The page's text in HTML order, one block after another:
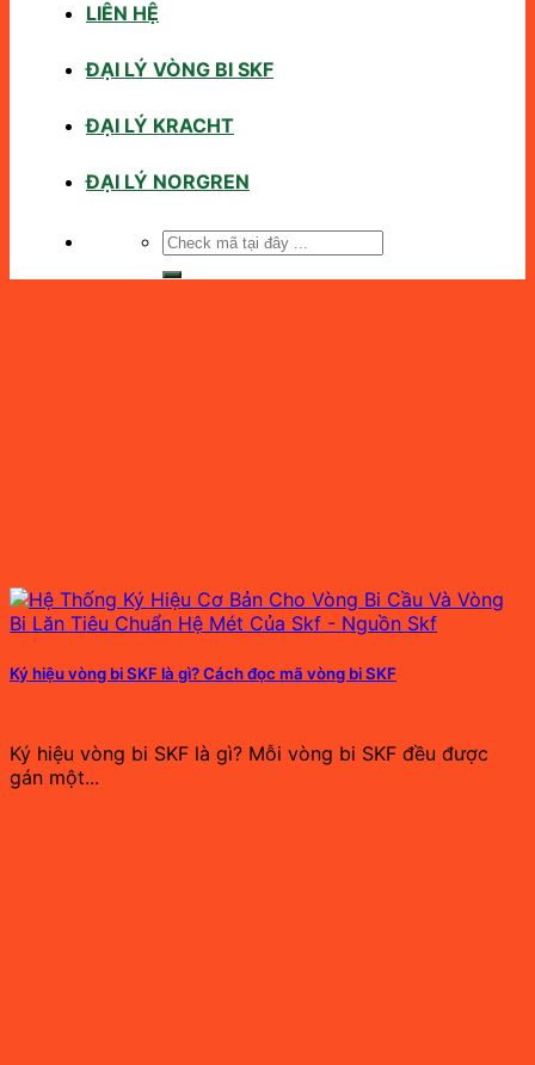
LIÊN HỆ
ĐẠI LÝ VÒNG BI SKF
ĐẠI LÝ KRACHT
ĐẠI LÝ NORGREN
Tìm
Ký hiệu vòng bi SKF là gì? Cách đọc mã vòng bi SKF
Ký hiệu vòng bi SKF là gì? Mỗi vòng bi SKF đều được
gán một...